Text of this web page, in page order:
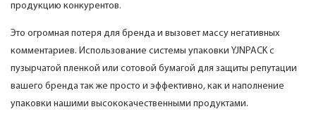
продукцию конкурентов.
Это огромная потеря для бренда и вызовет массу негативных
комментариев. Использование системы упаковки YJNPACK с
пузырчатой ​​пленкой или сотовой бумагой для защиты репутации
вашего бренда так же просто и эффективно, как и наполнение
упаковки нашими высококачественными продуктами.